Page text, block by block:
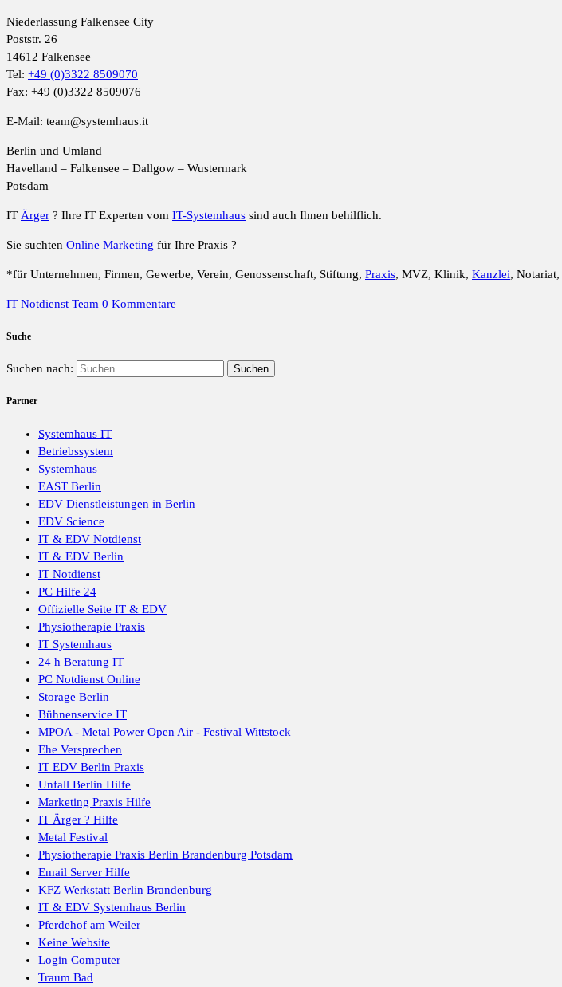
Niederlassung Falkensee City
Poststr. 26
14612 Falkensee
Tel: +49 (0)3322 8509070
Fax: +49 (0)3322 8509076
E-Mail: team@systemhaus.it
Berlin und Umland
Havelland – Falkensee – Dallgow – Wustermark
Potsdam
IT Ärger ? Ihre IT Experten vom IT-Systemhaus sind auch Ihnen behilflich.
Sie suchten Online Marketing für Ihre Praxis ?
*für Unternehmen, Firmen, Gewerbe, Verein, Genossenschaft, Stiftung, Praxis, MVZ, Klinik, Kanzlei, Notariat,
IT Notdienst Team 0 Kommentare
Suche
Suchen nach:
Partner
Systemhaus IT
Betriebssystem
Systemhaus
EAST Berlin
EDV Dienstleistungen in Berlin
EDV Science
IT & EDV Notdienst
IT & EDV Berlin
IT Notdienst
PC Hilfe 24
Offizielle Seite IT & EDV
Physiotherapie Praxis
IT Systemhaus
24 h Beratung IT
PC Notdienst Online
Storage Berlin
Bühnenservice IT
MPOA - Metal Power Open Air - Festival Wittstock
Ehe Versprechen
IT EDV Berlin Praxis
Unfall Berlin Hilfe
Marketing Praxis Hilfe
IT Ärger ? Hilfe
Metal Festival
Physiotherapie Praxis Berlin Brandenburg Potsdam
Email Server Hilfe
KFZ Werkstatt Berlin Brandenburg
IT & EDV Systemhaus Berlin
Pferdehof am Weiler
Keine Website
Login Computer
Traum Bad